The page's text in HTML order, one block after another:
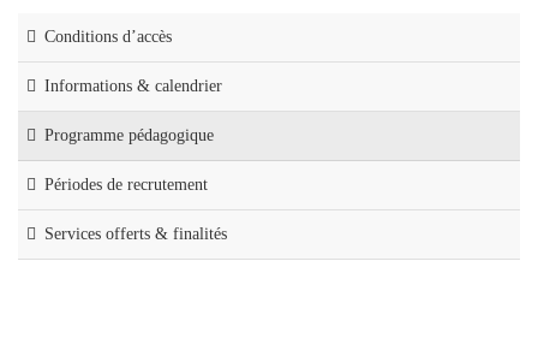
Conditions d’accès
Informations & calendrier
Programme pédagogique
Périodes de recrutement
Services offerts & finalités